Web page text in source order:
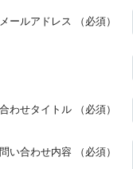
メールアドレス （必須）
わせタイトル （必須）
い合わせ内容 （必須）